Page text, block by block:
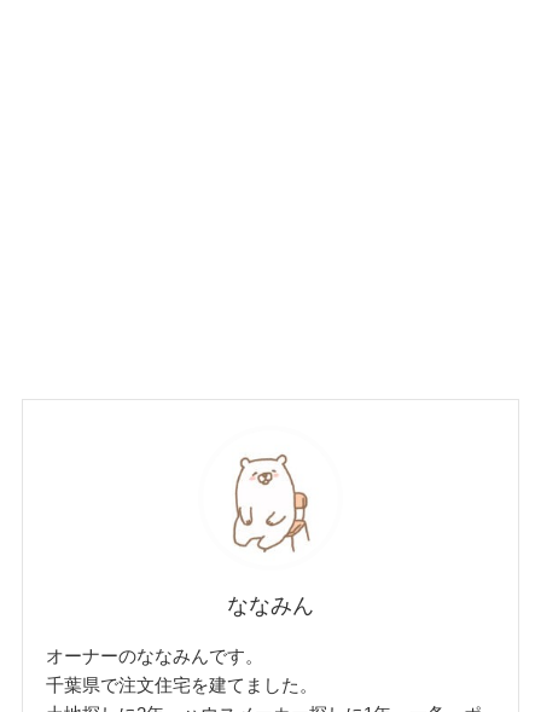
ななみん
オーナーのななみんです。
千葉県で注文住宅を建てました。